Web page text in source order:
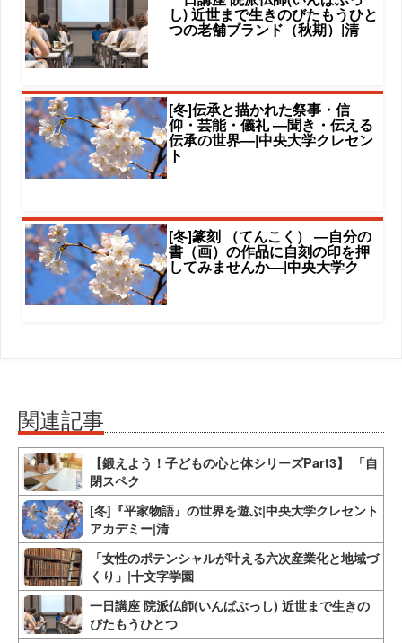
し) 近世まで生きのびたもうひと
つの老舗ブランド（秋期）|清
[冬]伝承と描かれた祭事・信
仰・芸能・儀礼 ―聞き・伝える
伝承の世界―|中央大学クレセン
ト
[冬]篆刻 （てんこく） ―自分の
書（画）の作品に自刻の印を押
してみませんか―|中央大学ク
関連記事
【鍛えよう！子どもの心と体シリーズPart3】 「自
閉スペク
[冬]『平家物語』の世界を遊ぶ|中央大学クレセント
アカデミー|清
「女性のポテンシャルが叶える六次産業化と地域づ
くり」|十文字学園
一日講座 院派仏師(いんぱぶっし) 近世まで生きの
びたもうひとつ